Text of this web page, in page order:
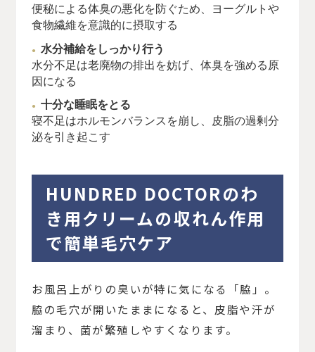
便秘による体臭の悪化を防ぐため、ヨーグルトや
食物繊維を意識的に摂取する
水分補給をしっかり行う
水分不足は老廃物の排出を妨げ、体臭を強める原
因になる
十分な睡眠をとる
寝不足はホルモンバランスを崩し、皮脂の過剰分
泌を引き起こす
HUNDRED DOCTORのわ
き用クリームの収れん作用
で簡単毛穴ケア
お風呂上がりの臭いが特に気になる「脇」。
脇の毛穴が開いたままになると、皮脂や汗が
溜まり、菌が繁殖しやすくなります。